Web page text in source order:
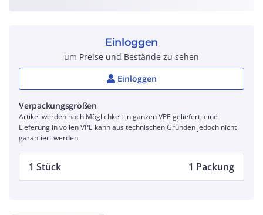
Einloggen
um Preise und Bestände zu sehen
Einloggen
Verpackungsgrößen
Artikel werden nach Möglichkeit in ganzen VPE geliefert; eine
Lieferung in vollen VPE kann aus technischen Gründen jedoch nicht
garantiert werden.
1 Stück 1 Packung